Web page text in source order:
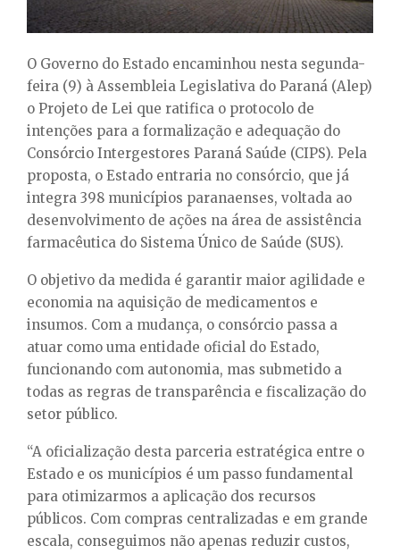
O Governo do Estado encaminhou nesta segunda-
feira (9) à Assembleia Legislativa do Paraná (Alep)
o Projeto de Lei que ratifica o protocolo de
intenções para a formalização e adequação do
Consórcio Intergestores Paraná Saúde (CIPS). Pela
proposta, o Estado entraria no consórcio, que já
integra 398 municípios paranaenses, voltada ao
desenvolvimento de ações na área de assistência
farmacêutica do Sistema Único de Saúde (SUS).
O objetivo da medida é garantir maior agilidade e
economia na aquisição de medicamentos e
insumos. Com a mudança, o consórcio passa a
atuar como uma entidade oficial do Estado,
funcionando com autonomia, mas submetido a
todas as regras de transparência e fiscalização do
setor público.
“A oficialização desta parceria estratégica entre o
Estado e os municípios é um passo fundamental
para otimizarmos a aplicação dos recursos
públicos. Com compras centralizadas e em grande
escala, conseguimos não apenas reduzir custos,